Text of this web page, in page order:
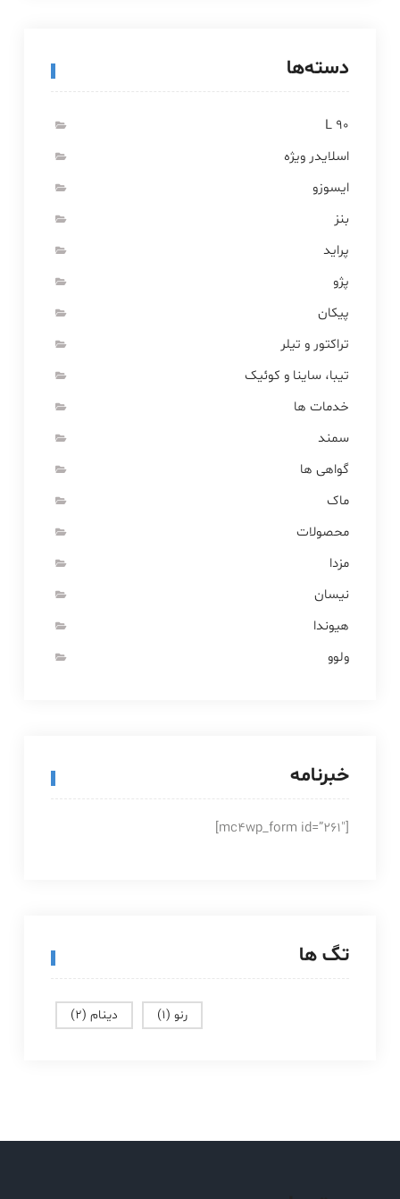
دسته‌ها
L 90
اسلایدر ویژه
ایسوزو
بنز
پراید
پژو
پیکان
تراکتور و تیلر
تیبا، ساینا و کوئیک
خدمات ها
سمند
گواهی ها
ماک
محصولات
مزدا
نیسان
هیوندا
ولوو
خبرنامه
[mc4wp_form id=”261″]
تگ ها
دینام (2) رنو (1)